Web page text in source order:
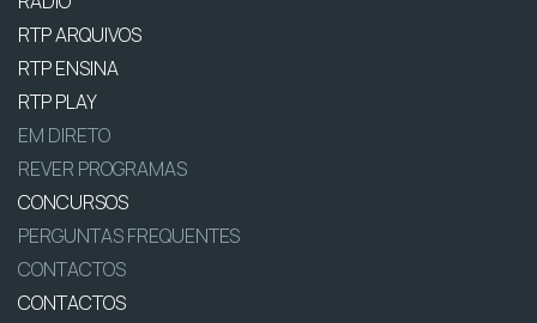
RTP ARQUIVOS
RTP ENSINA
RTP PLAY
EM DIRETO
REVER PROGRAMAS
CONCURSOS
PERGUNTAS FREQUENTES
CONTACTOS
CONTACTOS